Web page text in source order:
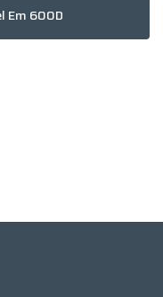
Em 600D